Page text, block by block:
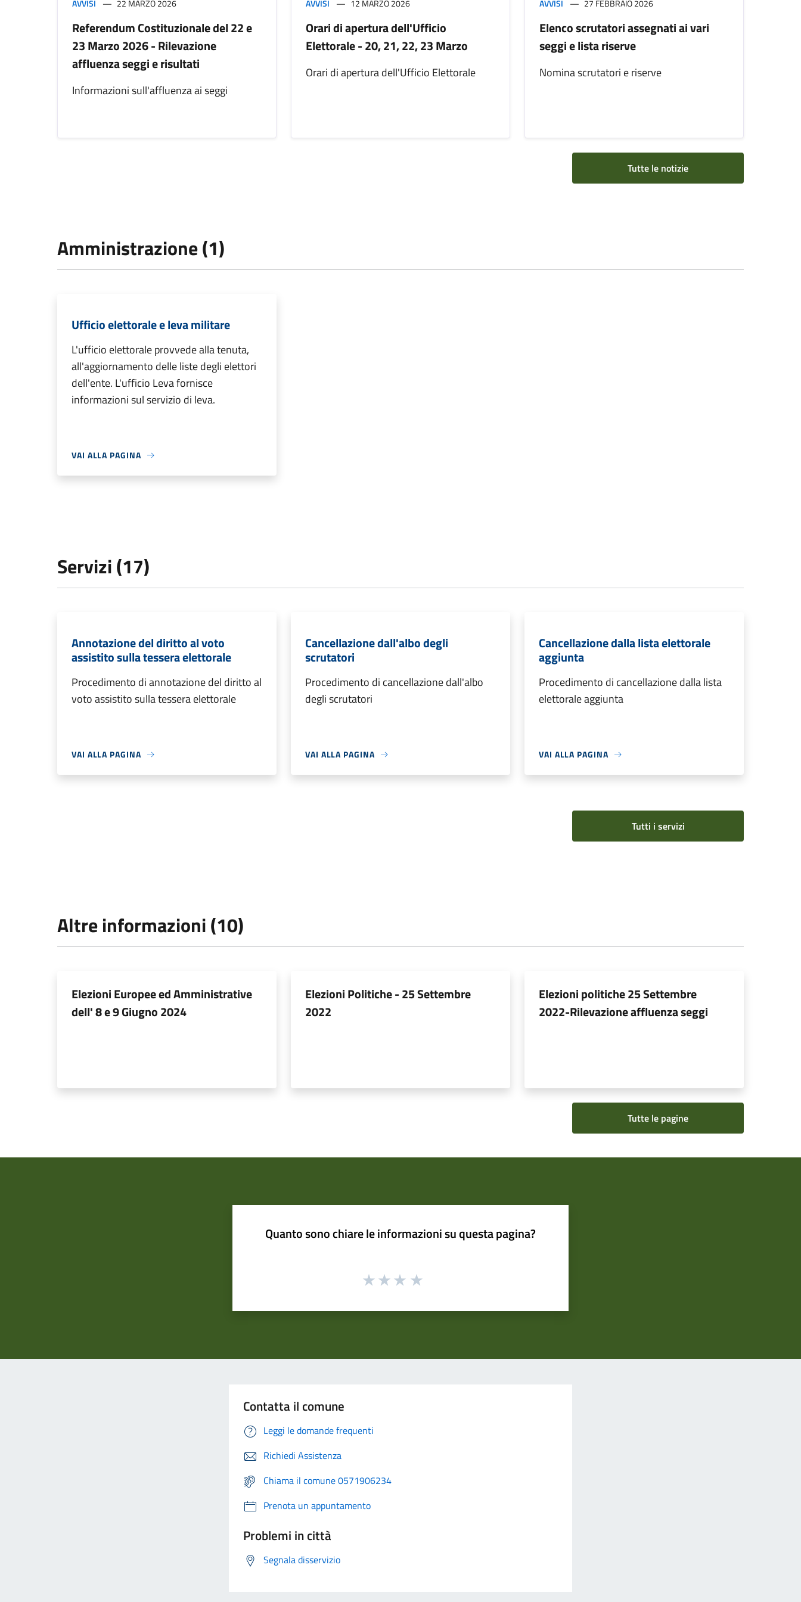
AVVISI 22 MARZO 2026
Referendum Costituzionale del 22 e
23 Marzo 2026 - Rilevazione
affluenza seggi e risultati
Informazioni sull'affluenza ai seggi
AVVISI 12 MARZO 2026
Orari di apertura dell'Ufficio
Elettorale - 20, 21, 22, 23 Marzo
Orari di apertura dell'Ufficio Elettorale
AVVISI 27 FEBBRAIO 2026
Elenco scrutatori assegnati ai vari
seggi e lista riserve
Nomina scrutatori e riserve
Tutte le notizie
Amministrazione (1)
Ufficio elettorale e leva militare
L'ufficio elettorale provvede alla tenuta,
all'aggiornamento delle liste degli elettori
dell'ente. L'ufficio Leva fornisce
informazioni sul servizio di leva.
VAI ALLA PAGINA
Servizi (17)
Annotazione del diritto al voto
assistito sulla tessera elettorale
Procedimento di annotazione del diritto al
voto assistito sulla tessera elettorale
VAI ALLA PAGINA
Cancellazione dall'albo degli
scrutatori
Procedimento di cancellazione dall'albo
degli scrutatori
VAI ALLA PAGINA
Cancellazione dalla lista elettorale
aggiunta
Procedimento di cancellazione dalla lista
elettorale aggiunta
VAI ALLA PAGINA
Tutti i servizi
Altre informazioni (10)
Elezioni Europee ed Amministrative
dell' 8 e 9 Giugno 2024
Elezioni Politiche - 25 Settembre
2022
Elezioni politiche 25 Settembre
2022-Rilevazione affluenza seggi
Tutte le pagine
Quanto sono chiare le informazioni su questa pagina?
Contatta il comune
Leggi le domande frequenti
Richiedi Assistenza
Chiama il comune 0571906234
Prenota un appuntamento
Problemi in città
Segnala disservizio